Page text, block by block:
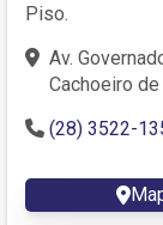
Piso.
Av.
Cachoeiro
(28) 3522-